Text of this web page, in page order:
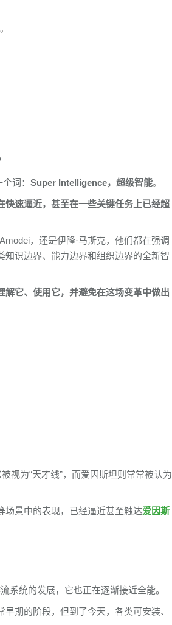
个词：Super Intelligence，超级智能。
快速逼近，甚至在一些关键任务上已经超
，还是伊隆·马斯克，他们都在强调
识边界、能力边界和组织边界的全新智
解它、使用它，并避免在这场变革中做出
视为“天才线”，而爱因斯坦则常常被认为
场景中的表现，已经逼近甚至触达爱因斯
系统的发展，它也正在逐渐接近全能。
期的阶段，但到了今天，各类可安装、